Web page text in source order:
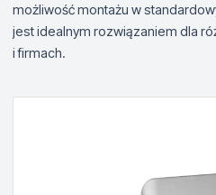
możliwość montażu w
jest idealnym rozwiązaniem dla
i firmach.